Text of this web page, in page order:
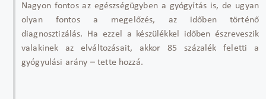
Nagyon fontos az egészségügyben a gyógyítás is, de ugyan
olyan fontos a megelőzés, az időben történő
diagnosztizálás. Ha ezzel a készülékkel időben észreveszik
valakinek az elváltozásait, akkor 85 százalék feletti a
gyógyulási arány – tette hozzá.